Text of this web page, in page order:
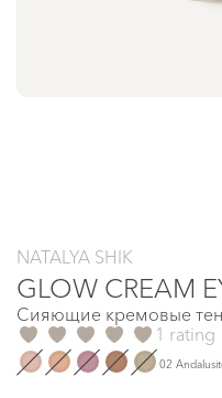
NATALYA SHIK
GLOW CREAM
Сияющие кремовые
1 rating
02